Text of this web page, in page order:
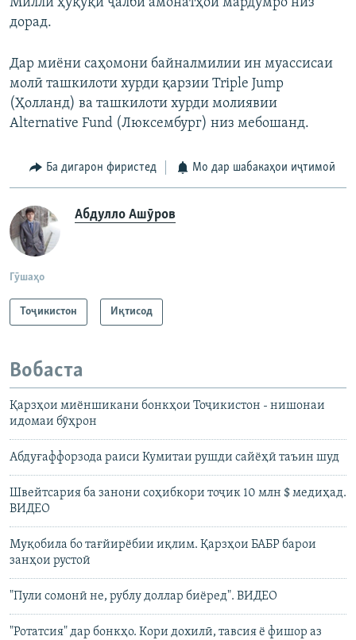
Миллӣ ҳуқуқи ҷалби амонатҳои мардумро низ
дорад.
Дар миёни саҳомони байналмилии ин муассисаи
молӣ ташкилоти хурди қарзии Triple Jump
(Ҳолланд) ва ташкилоти хурди молиявии
Alternative Fund (Люксембург) низ мебошанд.
Ба дигарон фиристед Мо дар шабакаҳои иҷтимоӣ
Абдулло Ашӯров
Гӯшаҳо
Тоҷикистон Иқтисод
Вобаста
Қарзҳои миёншикани бонкҳои Тоҷикистон - нишонаи
идомаи бӯҳрон
Абдуғаффорзода раиси Кумитаи рушди сайёҳӣ таъин шуд
Швейтсария ба занони соҳибкори тоҷик 10 млн $ медиҳад.
ВИДЕО
Муқобила бо тағйирёбии иқлим. Қарзҳои БАБР барои
занҳои рустоӣ
"Пули сомонӣ не, рублу доллар биёред". ВИДЕО
"Ротатсия" дар бонкҳо. Кори дохилӣ, тавсия ё фишор аз